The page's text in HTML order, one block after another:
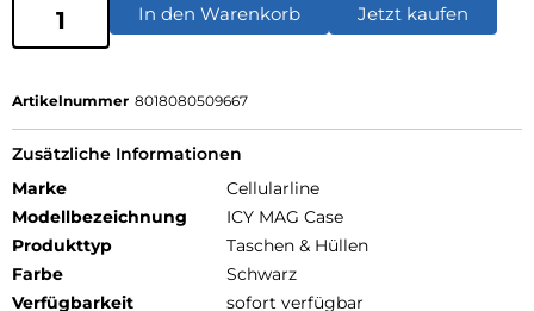
In den Warenkorb Jetzt kaufen
Artikelnummer 8018080509667
Zusätzliche Informationen
Marke
Cellularline
Modellbezeichnung
ICY MAG Case
Produkttyp
Taschen & Hüllen
Farbe
Schwarz
Verfügbarkeit
sofort verfügbar